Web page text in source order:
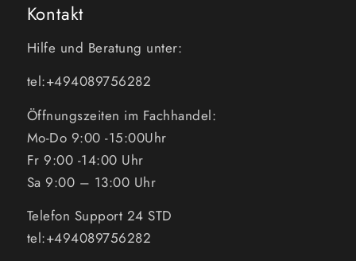
Kontakt
Hilfe und Beratung unter:
tel:+494089756282
Öffnungszeiten im Fachhandel:
Mo-Do 9:00 -15:00Uhr
Fr 9:00 -14:00 Uhr
Sa 9:00 – 13:00 Uhr
Telefon Support 24 STD
tel:+494089756282